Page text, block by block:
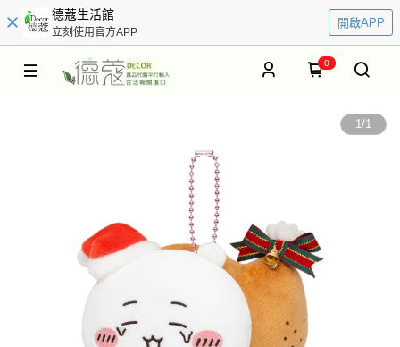
德蔻生活館
立刻使用官方APP
開啟APP
0
1/1